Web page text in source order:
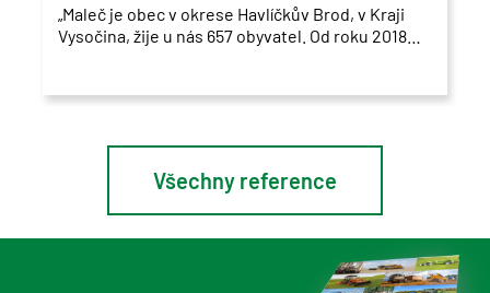
„Maleč je obec v okrese Havlíčkův Brod, v Kraji
Vysočina, žije u nás 657 obyvatel. Od roku 2018
Všechny reference